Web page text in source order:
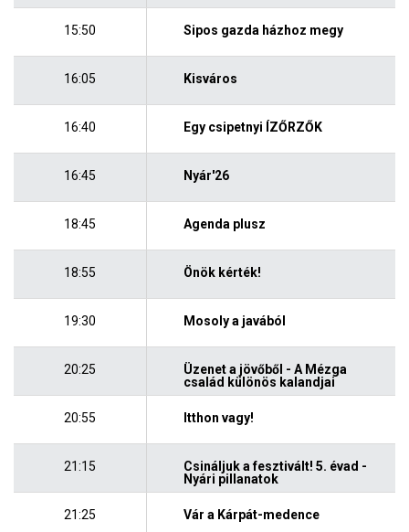
15:50 Sipos gazda házhoz megy
16:05 Kisváros
16:40 Egy csipetnyi ÍZŐRZŐK
16:45 Nyár'26
18:45 Agenda plusz
18:55 Önök kérték!
19:30 Mosoly a javából
20:25
Üzenet a jövőből - A Mézga
család különös kalandjai
20:55 Itthon vagy!
21:15
Csináljuk a fesztivált! 5. évad -
Nyári pillanatok
21:25 Vár a Kárpát-medence